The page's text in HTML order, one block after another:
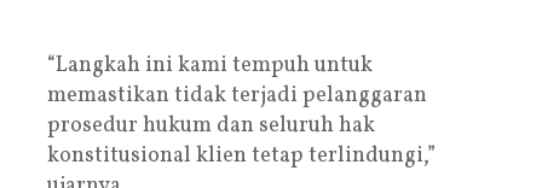
“Langkah ini kami tempuh untuk
memastikan tidak terjadi pelanggaran
prosedur hukum dan seluruh hak
konstitusional klien tetap terlindungi,”